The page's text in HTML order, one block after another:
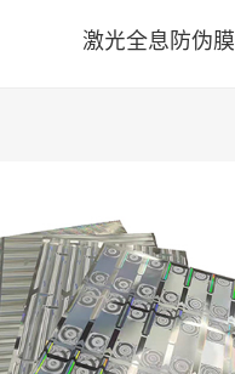
激光全息防伪膜